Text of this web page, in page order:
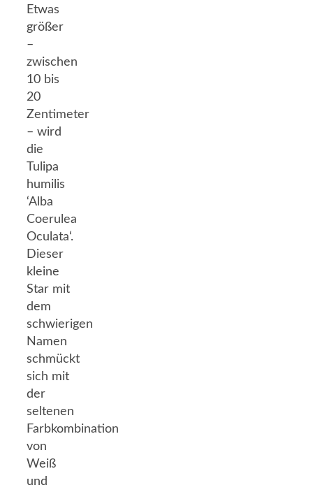
Etwas
größer
–
zwischen
10 bis
20
Zentimeter
– wird
die
Tulipa
humilis
‘Alba
Coerulea
Oculata‘.
Dieser
kleine
Star mit
dem
schwierigen
Namen
schmückt
sich mit
der
seltenen
Farbkombination
von
Weiß
und